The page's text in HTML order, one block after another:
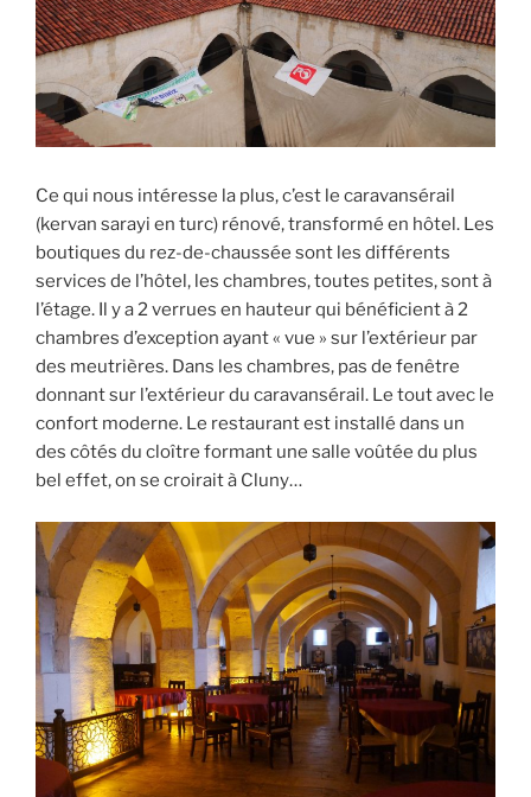
Ce qui nous intéresse la plus, c’est le caravansérail
(kervan sarayi en turc) rénové, transformé en hôtel. Les
boutiques du rez-de-chaussée sont les différents
services de l’hôtel, les chambres, toutes petites, sont à
l’étage. Il y a 2 verrues en hauteur qui bénéficient à 2
chambres d’exception ayant « vue » sur l’extérieur par
des meutrières. Dans les chambres, pas de fenêtre
donnant sur l’extérieur du caravansérail. Le tout avec le
confort moderne. Le restaurant est installé dans un
des côtés du cloître formant une salle voûtée du plus
bel effet, on se croirait à Cluny…